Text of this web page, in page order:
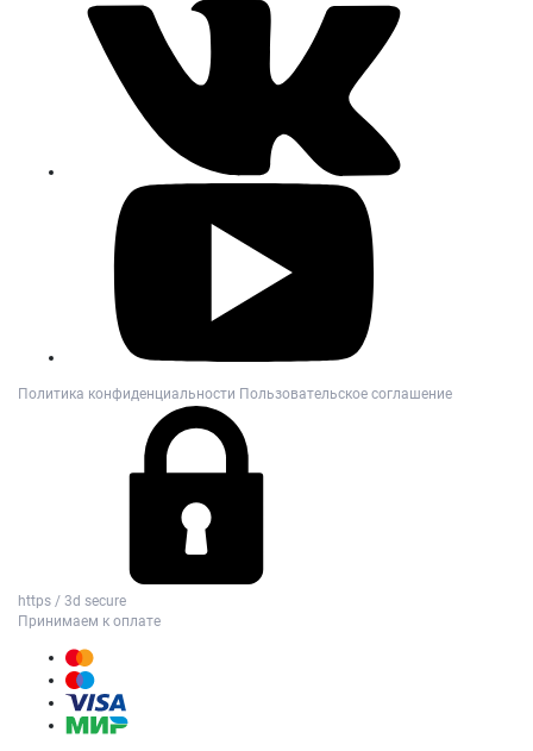
Политика конфиденциальности Пользовательское соглашение
https / 3d secure
Принимаем к оплате